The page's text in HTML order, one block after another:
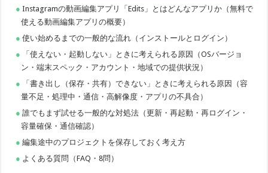
Instagramの動画編集アプリ「Edits」とはどんなアプリか（無料で
使える動画編集アプリの概要）
使い始めるまでの一般的な流れ（インストールとログイン）
「使えない・起動しない」ときに考えられる原因（OSバージョ
ン・端末スペック・アカウント・地域での提供状況）
「書き出し（保存・共有）できない」ときに考えられる原因（容
量不足・処理中・通信・高解像度・アプリの不具合）
誰でもまず試せる一般的な対処法（更新・再起動・再ログイン・
容量確保・通信確認）
編集途中のプロジェクトを保存しておく考え方
よくある質問（FAQ・8問）